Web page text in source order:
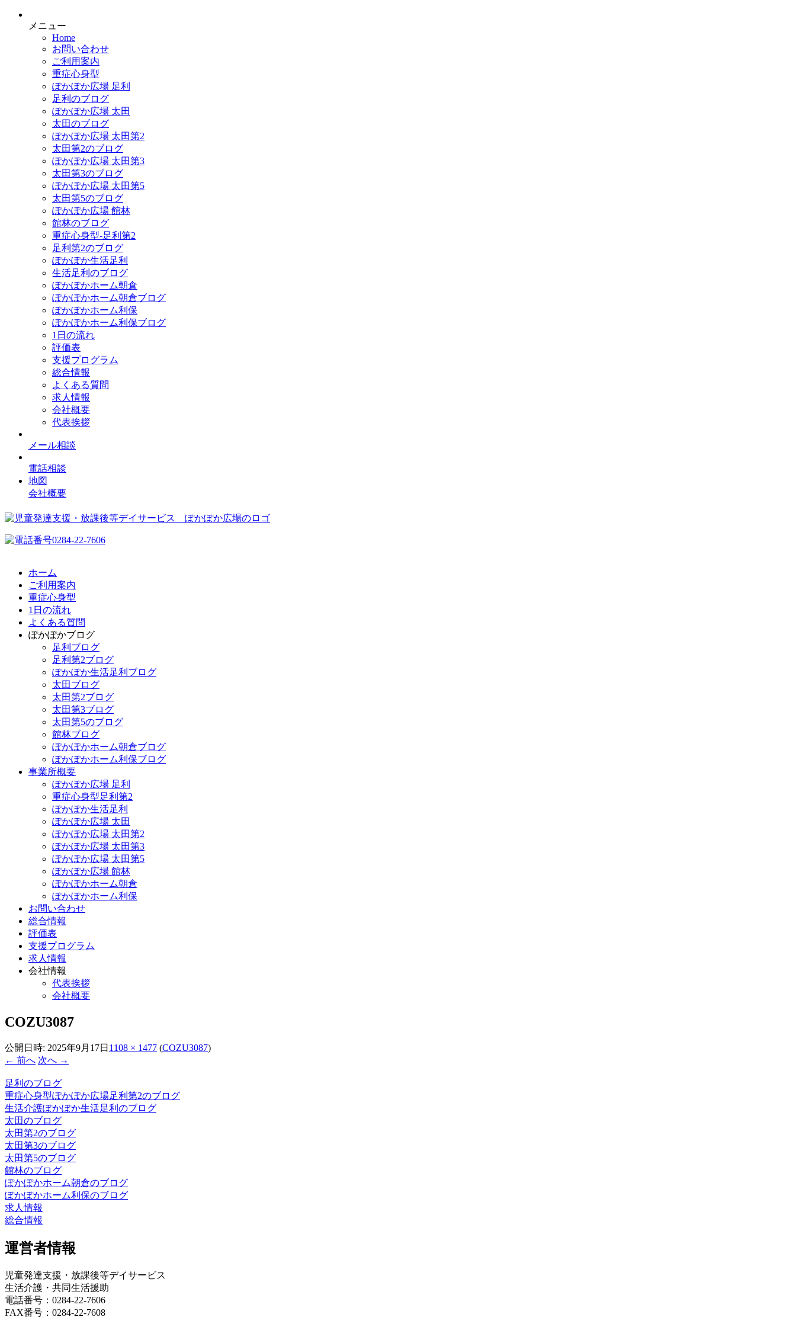
メニュー
Home
お問い合わせ
ご利用案内
重症心身型
ぽかぽか広場 足利
足利のブログ
ぽかぽか広場 太田
太田のブログ
ぽかぽか広場 太田第2
太田第2のブログ
ぽかぽか広場 太田第3
太田第3のブログ
ぽかぽか広場 太田第5
太田第5のブログ
ぽかぽか広場 館林
館林のブログ
重症心身型-足利第2
足利第2のブログ
ぽかぽか生活足利
生活足利のブログ
ぽかぽかホーム朝倉
ぽかぽかホーム朝倉ブログ
ぽかぽかホーム利保
ぽかぽかホーム利保ブログ
1日の流れ
評価表
支援プログラム
総合情報
よくある質問
求人情報
会社概要
代表挨拶
メール相談
電話相談
地図
会社概要
ホーム
ご利用案内
重症心身型
1日の流れ
よくある質問
ぽかぽかブログ
足利ブログ
足利第2ブログ
ぽかぽか生活足利ブログ
太田ブログ
太田第2ブログ
太田第3ブログ
太田第5のブログ
館林ブログ
ぽかぽかホーム朝倉ブログ
ぽかぽかホーム利保ブログ
事業所概要
ぽかぽか広場 足利
重症心身型足利第2
ぽかぽか生活足利
ぽかぽか広場 太田
ぽかぽか広場 太田第2
ぽかぽか広場 太田第3
ぽかぽか広場 太田第5
ぽかぽか広場 館林
ぽかぽかホーム朝倉
ぽかぽかホーム利保
お問い合わせ
総合情報
評価表
支援プログラム
求人情報
会社情報
代表挨拶
会社概要
COZU3087
公開日時: 2025年9月17日 1108 × 1477 (COZU3087)
← 前へ 次へ →
足利のブログ
重症心身型ぽかぽか広場足利第2のブログ
生活介護ぽかぽか生活足利のブログ
太田のブログ
太田第2のブログ
太田第3のブログ
太田第5のブログ
館林のブログ
ぽかぽかホーム朝倉のブログ
ぽかぽかホーム利保のブログ
求人情報
総合情報
運営者情報
児童発達支援・放課後等デイサービス
生活介護・共同生活援助
電話番号：0284-22-7606
FAX番号：0284-22-7608